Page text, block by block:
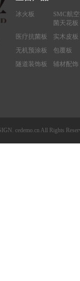
冰火板
SMC航
菌天花板
医疗抗菌板
实木皮板
无机预涂板
包覆板
隧道装饰板
辅材配饰
cedemo.cn All Rights